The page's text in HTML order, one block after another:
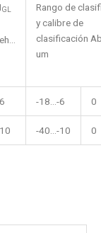
IGL
eh...
Rango de
y calibre de
clasificación
um
6 -18…-6 0
10 -40…-10 0